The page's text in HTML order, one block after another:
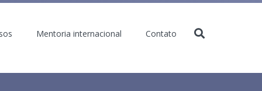
Mentoria internacional Contato